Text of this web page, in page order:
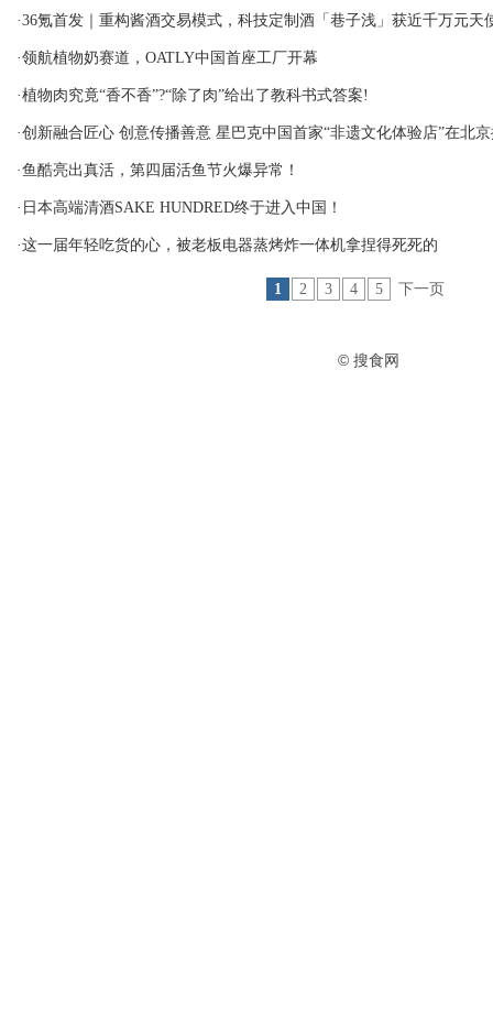
·36氪首发｜重构酱酒交易模式，科技定制酒「巷子浅」获近千万元天
·领航植物奶赛道，OATLY中国首座工厂开幕
·植物肉究竟“香不香”?“除了肉”给出了教科书式答案!
·创新融合匠心 创意传播善意 星巴克中国首家“非遗文化体验店”在北
·鱼酷亮出真活，第四届活鱼节火爆异常！
·日本高端清酒SAKE HUNDRED终于进入中国！
·这一届年轻吃货的心，被老板电器蒸烤炸一体机拿捏得死死的
1 2 3 4 5 下一页
© 搜食网